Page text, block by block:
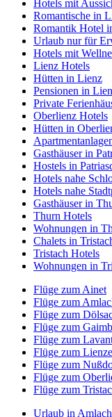
Hotels mit
Romantische in
Romantik Hotel
Urlaub nur für
Hotels mit
Lienz Hotels
Hütten in Lienz
Pensionen in
Private
Oberlienz Hotels
Hütten in
Gasthäuser in
Hostels in
Hotels nahe
Hotels nahe
Gasthäuser in
Thurn Hotels
Wohnungen in
Chalets in
Tristach Hotels
Wohnungen in
Flüge zum Ainet
Flüge zum
Flüge zum
Flüge zum
Flüge zum
Flüge zum
Flüge zum
Flüge zum
Flüge zum
Urlaub in Amlach